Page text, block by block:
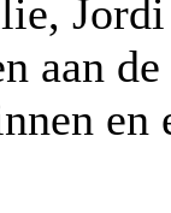
aan